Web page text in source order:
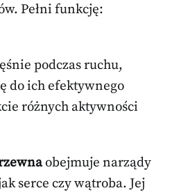
Pełni funkcję:
podczas ruchu,
do ich efektywnego
różnych aktywności
obejmuje narządy
serce czy wątroba. Jej